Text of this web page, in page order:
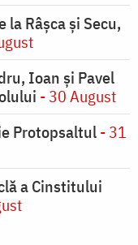
Râşca şi Secu,
Ioan şi Pavel
- 30 August
Protopsaltul- 31
a Cinstitului